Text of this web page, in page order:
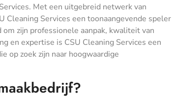
Met een uitgebreid netwerk van
Cleaning Services een toonaangevende speler
zijn professionele aanpak, kwaliteit van
en expertise is CSU Cleaning Services een
op zoek zijn naar hoogwaardige